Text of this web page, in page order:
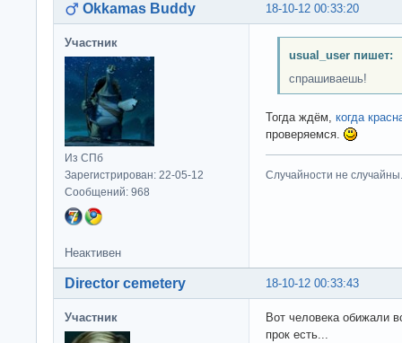
18-10-12 00:33:20
Okkamas Buddy
Участник
Из СПб
Зарегистрирован: 22-05-12
Сообщений: 968
usual_user пишет:
спрашиваешь!
Тогда ждём, когда
проверяемся.
Случайности не случайны.
Неактивен
18-10-12 00:33:43
Director cemetery
Участник
Вот человека обижали
прок есть...